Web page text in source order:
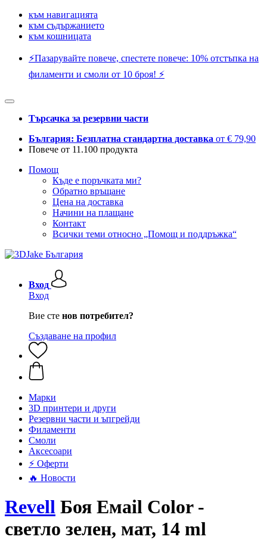
към навигацията
към съдържанието
към кошницата
⚡️Пазарувайте повече, спестете повече: 10% отстъпка на
филаменти и смоли от 10 броя! ⚡️
Търсачка за резервни части
България: Безплатна стандартна доставка от € 79,90
Повече от 11.100 продукта
Помощ
Къде е поръчката ми?
Обратно връщане
Цена на доставка
Начини на плащане
Контакт
Всички теми относно „Помощ и поддръжка“
Вход
Вход
Вие сте нов потребител?
Създаване на профил
Mарки
3D принтери и други
Резервни части и ъпгрейди
Филаменти
Смоли
Аксесоари
⚡ Оферти
🔥 Новости
Revell Боя Емаil Color -
светло зелен, мат, 14 ml